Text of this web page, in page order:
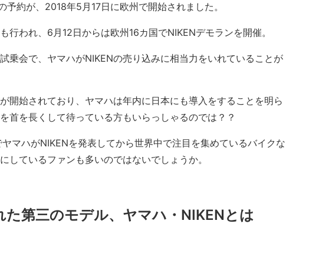
予約が、2018年5月17日に欧州で開始されました。
行われ、6月12日からは欧州16カ国でNIKENデモランを開催。
乗会で、ヤマハがNIKENの売り込みに相当力をいれていることが
開始されており、ヤマハは年内に日本にも導入をすることを明ら
首を長くして待っている方もいらっしゃるのでは？？
マハがNIKENを発表してから世界中で注目を集めているバイクな
しているファンも多いのではないでしょうか。
た第三のモデル、ヤマハ・NIKENとは